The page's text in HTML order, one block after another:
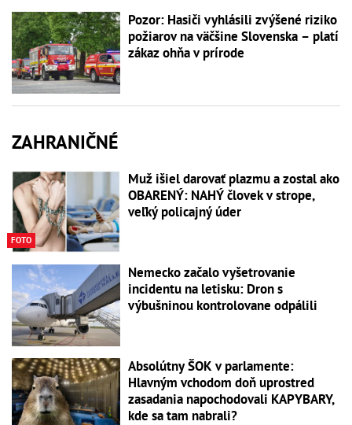
Pozor: Hasiči vyhlásili zvýšené riziko
požiarov na väčšine Slovenska – platí
zákaz ohňa v prírode
ZAHRANIČNÉ
FOTO
Muž išiel darovať plazmu a zostal ako
OBARENÝ: NAHÝ človek v strope,
veľký policajný úder
Nemecko začalo vyšetrovanie
incidentu na letisku: Dron s
výbušninou kontrolovane odpálili
Absolútny ŠOK v parlamente:
Hlavným vchodom doň uprostred
zasadania napochodovali KAPYBARY,
kde sa tam nabrali?